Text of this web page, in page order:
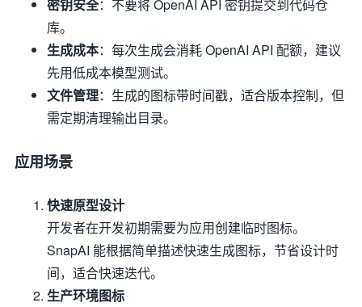
密钥安全：不要将 OpenAI API 密钥提交到代码仓
库。
生成成本：每次生成会消耗 OpenAI API 配额，建议
先用低成本模型测试。
文件管理：生成的图标带时间戳，适合版本控制，但
需定期清理输出目录。
应用场景
快速原型设计
开发者在开发初期需要为应用创建临时图标。
SnapAI 能根据简单描述快速生成图标，节省设计时
间，适合快速迭代。
生产环境图标